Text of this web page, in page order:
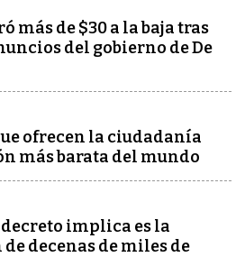
más de $30 a la baja tras
del gobierno de De
ofrecen la ciudadanía
más barata del mundo
decreto implica es la
decenas de miles de